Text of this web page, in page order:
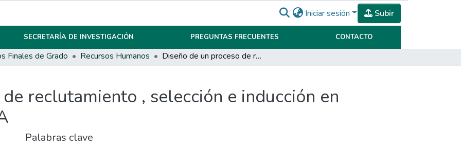
Iniciar sesión Subir
SECRETARÍA DE INVESTIGACIÓN PREGUNTAS FRECUENTES CONTACTO
Finales de Grado Recursos Humanos Diseño de un proceso de reclutamiento , selección e inducción en Sobrero y Cagnolo S.A
reclutamiento , selección e inducción en
Palabras clave